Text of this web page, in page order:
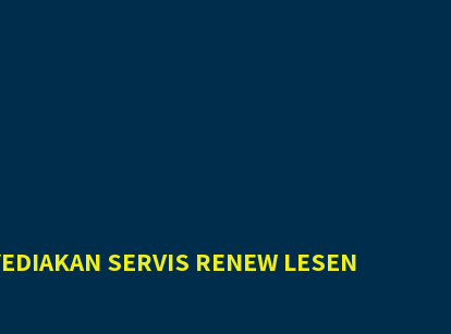
SERVIS RENEW LESEN